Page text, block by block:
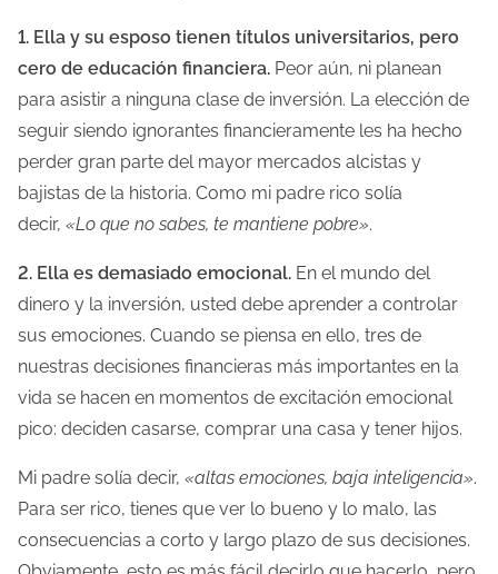
1. Ella y su esposo tienen títulos universitarios, pero
cero de educación financiera. Peor aún, ni planean
para asistir a ninguna clase de inversión. La elección de
seguir siendo ignorantes financieramente les ha hecho
perder gran parte del mayor mercados alcistas y
bajistas de la historia. Como mi padre rico solía
decir, «Lo que no sabes, te mantiene pobre».
2. Ella es demasiado emocional. En el mundo del
dinero y la inversión, usted debe aprender a controlar
sus emociones. Cuando se piensa en ello, tres de
nuestras decisiones financieras más importantes en la
vida se hacen en momentos de excitación emocional
pico: deciden casarse, comprar una casa y tener hijos.
Mi padre solía decir, «altas emociones, baja inteligencia».
Para ser rico, tienes que ver lo bueno y lo malo, las
consecuencias a corto y largo plazo de sus decisiones.